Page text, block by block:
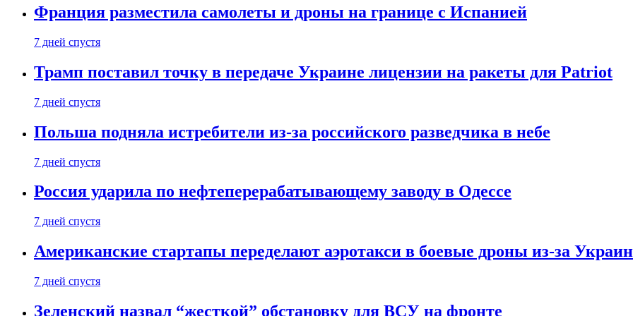
Франция разместила самолеты и дроны на границе с Испанией
7 дней спустя
Трамп поставил точку в передаче Украине лицензии на ракеты для Patriot
7 дней спустя
Польша подняла истребители из-за российского разведчика в небе
7 дней спустя
Россия ударила по нефтеперерабатывающему заводу в Одессе
7 дней спустя
Американские стартапы переделают аэротакси в боевые дроны из-за
7 дней спустя
Зеленский назвал “жесткой” обстановку для ВСУ на фронте